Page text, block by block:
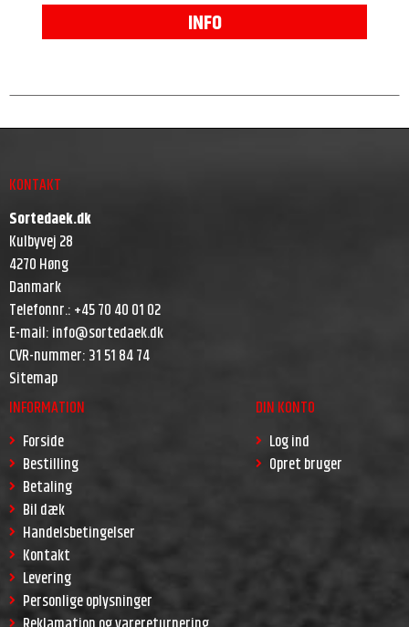
INFO
KONTAKT
Sortedaek.dk
Kulbyvej 28
4270 Høng
Danmark
Telefonnr.:+45 70 40 01 02
E-mail:info@sortedaek.dk
CVR-nummer:31 51 84 74
Sitemap
INFORMATION
Forside
Bestilling
Betaling
Bil dæk
Handelsbetingelser
Kontakt
Levering
Personlige oplysninger
DIN KONTO
Log ind
Opret bruger